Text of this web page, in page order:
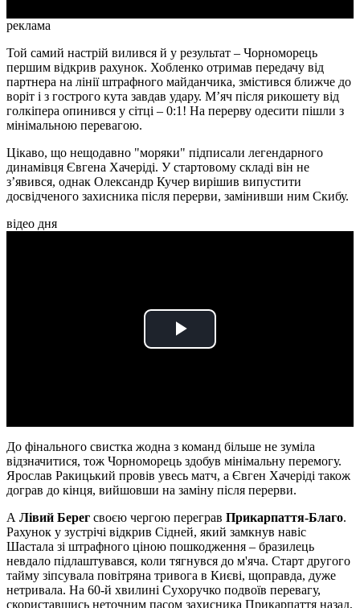
реклама
Той самий настрій вилився й у результат – Чорноморець
першим відкрив рахунок. Хобленко отримав передачу від
партнера на лінії штрафного майданчика, змістився ближче до
воріт і з гострого кута завдав удару. М’яч після рикошету від
голкіпера опинився у сітці – 0:1! На перерву одесити пішли з
мінімальною перевагою.
Цікаво, що нещодавно "моряки" підписали легендарного
динамівця Євгена Хачеріді. У стартовому складі він не
з’явився, однак Олександр Кучер вирішив випустити
досвідченого захисника після перерви, замінивши ним Скибу.
відео дня
Play
До фінального свистка жодна з команд більше не зуміла
відзначитися, тож Чорноморець здобув мінімальну перемогу.
Ярослав Ракицький провів увесь матч, а Євген Хачеріді також
дограв до кінця, вийшовши на заміну після перерви.
А Лівий Берег своєю чергою переграв Прикарпаття-Благо.
Рахунок у зустрічі відкрив Сідней, який замкнув навіс
Шастала зі штрафного ціною пошкодження – бразилець
невдало підлаштувався, коли тягнувся до м'яча. Старт другого
тайму зіпсувала повітряна тривога в Києві, щоправда, дуже
нетривала. На 60-й хвилині Сухоручко подвоїв перевагу,
скориставшись неточним пасом захисника Прикарпаття назад,